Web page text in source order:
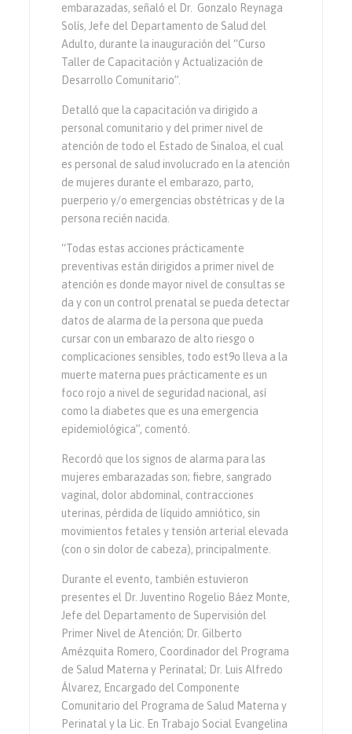
embarazadas, señaló el Dr. Gonzalo Reynaga
Solís, Jefe del Departamento de Salud del
Adulto, durante la inauguración del “Curso
Taller de Capacitación y Actualización de
Desarrollo Comunitario”.
Detalló que la capacitación va dirigido a
personal comunitario y del primer nivel de
atención de todo el Estado de Sinaloa, el cual
es personal de salud involucrado en la atención
de mujeres durante el embarazo, parto,
puerperio y/o emergencias obstétricas y de la
persona recién nacida.
“Todas estas acciones prácticamente
preventivas están dirigidos a primer nivel de
atención es donde mayor nivel de consultas se
da y con un control prenatal se pueda detectar
datos de alarma de la persona que pueda
cursar con un embarazo de alto riesgo o
complicaciones sensibles, todo est9o lleva a la
muerte materna pues prácticamente es un
foco rojo a nivel de seguridad nacional, así
como la diabetes que es una emergencia
epidemiológica”, comentó.
Recordó que los signos de alarma para las
mujeres embarazadas son; fiebre, sangrado
vaginal, dolor abdominal, contracciones
uterinas, pérdida de líquido amniótico, sin
movimientos fetales y tensión arterial elevada
(con o sin dolor de cabeza), principalmente.
Durante el evento, también estuvieron
presentes el Dr. Juventino Rogelio Báez Monte,
Jefe del Departamento de Supervisión del
Primer Nivel de Atención; Dr. Gilberto
Amézquita Romero, Coordinador del Programa
de Salud Materna y Perinatal; Dr. Luis Alfredo
Álvarez, Encargado del Componente
Comunitario del Programa de Salud Materna y
Perinatal y la Lic. En Trabajo Social Evangelina